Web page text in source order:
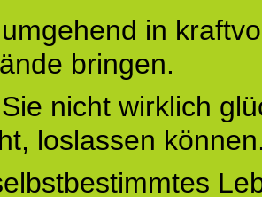
in
bringen.
nicht wirklich
loslassen